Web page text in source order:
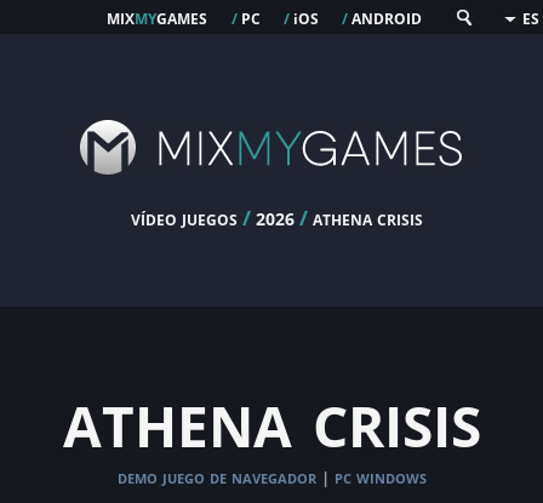
mixmygames / pc / ios /android ES
vídeo juegos / 2026 /athena crisis
athena crisis
demo juego de navegador | pc windows